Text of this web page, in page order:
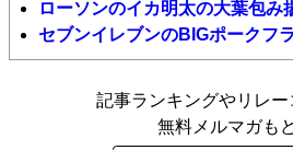
ローソンのイカ明太の大葉包み
セブンイレブンのBIGポークフ
記事ランキングやリレー
無料メルマガも